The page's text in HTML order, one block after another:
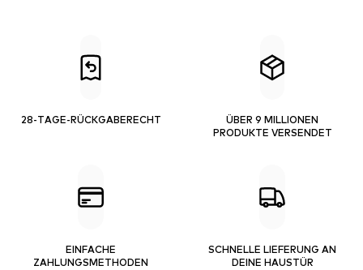
28-TAGE-RÜCKGABERECHT
ÜBER 9 MILLIONEN
PRODUKTE VERSENDET
EINFACHE
ZAHLUNGSMETHODEN
SCHNELLE LIEFERUNG AN
DEINE HAUSTÜR